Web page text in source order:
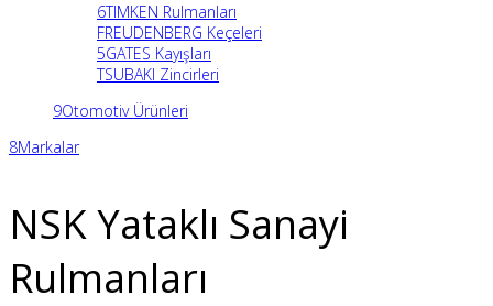
6TIMKEN Rulmanları
FREUDENBERG Keçeleri
5GATES Kayışları
TSUBAKI Zincirleri
9Otomotiv Ürünleri
8Markalar
NSK Yataklı Sanayi
Rulmanları